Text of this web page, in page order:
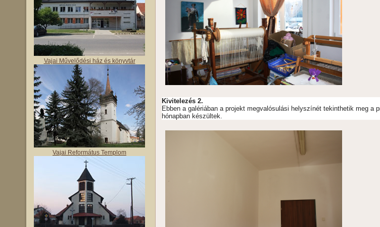
Vajai Művelődési ház és könyvtár
Vajai Református Templom
Kivitelezés 2.
Ebben a galériában a projekt megvalósulási helyszínét tekinthetik meg a
hónapban készültek.